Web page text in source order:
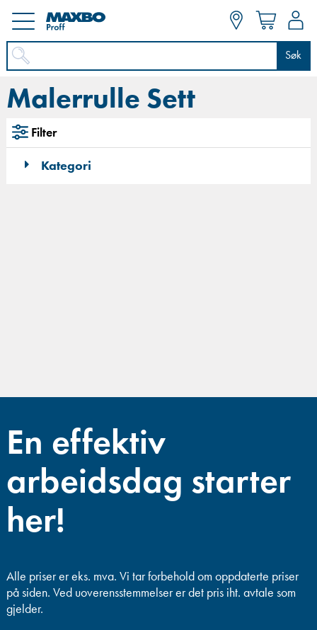
Søk
Malerrulle Sett
Filter
Kategori
En effektiv
arbeidsdag starter
her!
Alle priser er eks. mva. Vi tar forbehold om oppdaterte priser
på siden. Ved uoverensstemmelser er det pris iht. avtale som
gjelder.